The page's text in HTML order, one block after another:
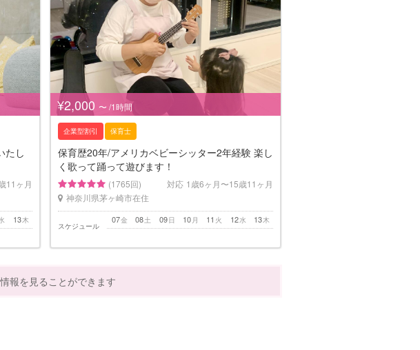
たし
11ヶ月
木
13
¥2,000 〜 /1時間
企業型割引 保育士
保育歴20年/アメリカベビーシッター2年経験 楽し
く歌って踊って遊びます！
(1765回) 対応 1歳6ヶ月〜15歳11ヶ月
神奈川県茅ヶ崎市在住
スケジュール
金
07 土
08 日
09 月
10 火
11 水
12 木
13
報を見ることができます